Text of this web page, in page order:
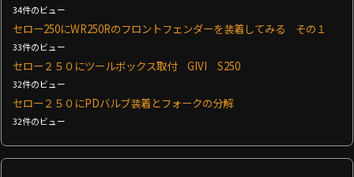
34件のビュー
セロー250にWR250Rのフロントフェンダーを装着してみる その１
33件のビュー
セロー２５０にツールボックス取付 GIVI S250
32件のビュー
セロー２５０にPDバルブ装着とフォークの分解
32件のビュー